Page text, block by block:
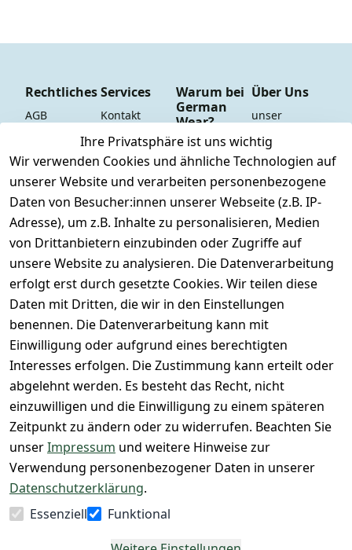
Ihre Privatsphäre ist uns wichtig
Wir verwenden Cookies und ähnliche Technologien auf
unserer Website und verarbeiten personenbezogene
Daten von Besucher:innen unserer Webseite (z.B. IP-
Adresse), um z.B. Inhalte zu personalisieren, Medien
von Drittanbietern einzubinden oder Zugriffe auf
unsere Website zu analysieren. Die Datenverarbeitung
erfolgt erst durch gesetzte Cookies. Wir teilen diese
Daten mit Dritten, die wir in den Einstellungen
benennen. Die Datenverarbeitung kann mit
Einwilligung oder aufgrund eines berechtigten
Interesses erfolgen. Die Zustimmung kann erteilt oder
abgelehnt werden. Es besteht das Recht, nicht
einzuwilligen und die Einwilligung zu einem späteren
Zeitpunkt zu ändern oder zu widerrufen. Beachten Sie
unserImpressum und weitere Hinweise zur
Verwendung personenbezogener Daten in unserer
Datenschutzerklärung.
Essenziell
Funktional
Rechtliches
AGB
Impressum
Datenschutze
rklärung
Barrierefreihe
itserklärung
Widerrufsrec
ht
Vertrag
widerrufen
Services
Kontakt
Registrieren
Versand &
Versandkoste
n
Retoure &
Rücksendung
Rücksendeeti
kett drucken
(Inland)
FAQs - Häufig
gestellte
Fragen
Konfektionsgr
ößen
Lagerverkauf
- unser Laden
in Hannover
Warum bei
German
Wear?
Dauer
Tiefpreisgara
ntie*
Express-24h-
Versand
24/7 aktueller
Warenbestan
d
+ 95% aus
eigener
Herstellung
+ 60 Jahre
Geschäftserfa
hrung
Über Uns
unser
YouTube-
Kanal
unsere
Facebook-
Seite
unsere
Damen &
Herren
unsere
Gutscheine &
SALE
Whatsapp Nr.:
+49511676950
Lagerverkauf:
Ikarusallee